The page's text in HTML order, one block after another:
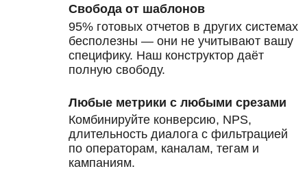
Свобода от шаблонов
95% готовых отчетов в других системах
бесполезны — они не учитывают вашу
специфику. Наш конструктор даёт
полную свободу.
Любые метрики с любыми срезами
Комбинируйте конверсию, NPS,
длительность диалога с фильтрацией
по операторам, каналам, тегам и
кампаниям.